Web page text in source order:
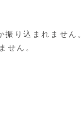
り込まれません。
せん。